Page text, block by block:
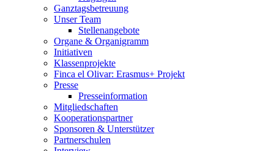
Ganztagsbetreuung
Unser Team
Stellenangebote
Organe & Organigramm
Initiativen
Klassenprojekte
Finca el Olivar: Erasmus+ Projekt
Presse
Presseinformation
Mitgliedschaften
Kooperationspartner
Sponsoren & Unterstützer
Partnerschulen